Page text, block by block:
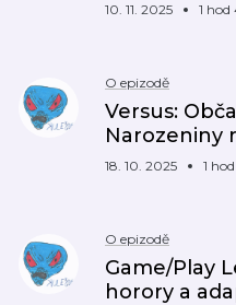
10. 11. 2025 1 hod
O epizodě
Versus:
Narozeniny
18. 10. 2025 1
O epizodě
Game/Play
horory a